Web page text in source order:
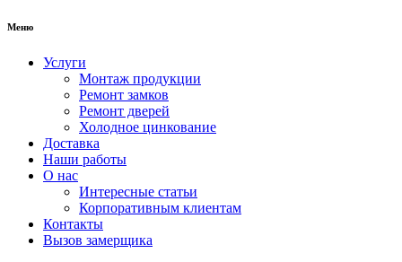
Меню
Услуги
Монтаж продукции
Ремонт замков
Ремонт дверей
Холодное цинкование
Доставка
Наши работы
О нас
Интересные статьи
Корпоративным клиентам
Контакты
Вызов замерщика